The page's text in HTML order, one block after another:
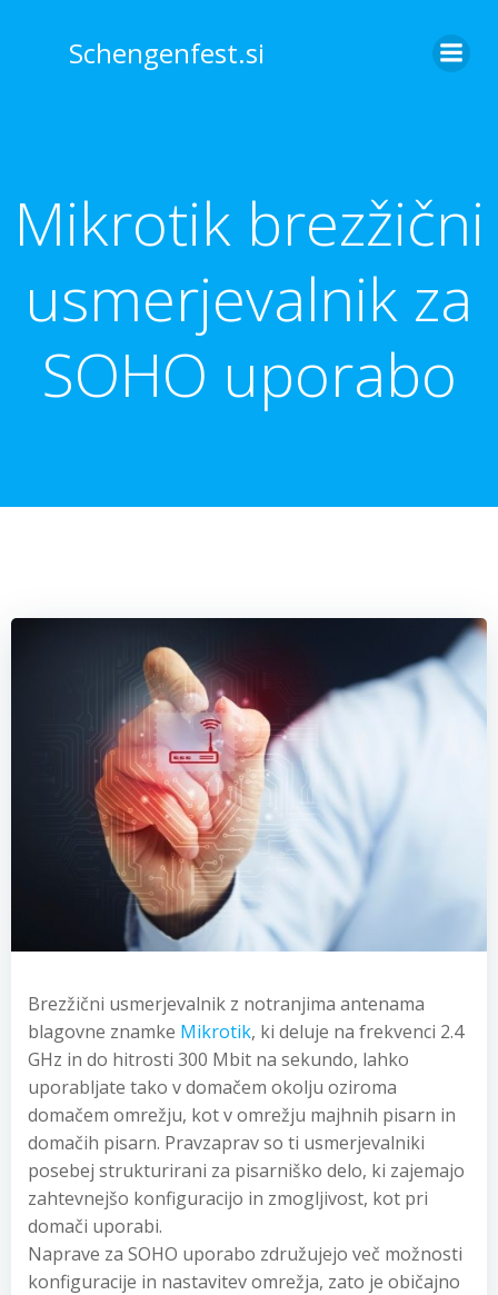
to
content
Schengenfest.si
Mikrotik brezžični
usmerjevalnik za
SOHO uporabo
Brezžični usmerjevalnik z notranjima antenama
blagovne znamke Mikrotik, ki deluje na frekvenci 2.4
GHz in do hitrosti 300 Mbit na sekundo, lahko
uporabljate tako v domačem okolju oziroma
domačem omrežju, kot v omrežju majhnih pisarn in
domačih pisarn. Pravzaprav so ti usmerjevalniki
posebej strukturirani za pisarniško delo, ki zajemajo
zahtevnejšo konfiguracijo in zmogljivost, kot pri
domači uporabi.
Naprave za SOHO uporabo združujejo več možnosti
konfiguracije in nastavitev omrežja, zato je običajno